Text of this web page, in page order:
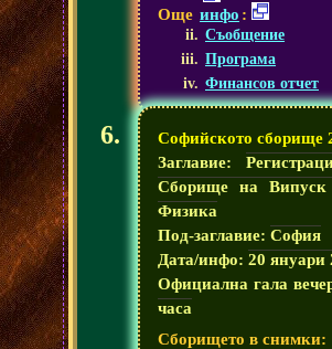
Още инфо :
Съобщение
Програма
Финансов отчет
Софийското сборище
Заглавие:
Сборище на Випуск
Физика
Под-заглавие: София
Дата/инфо: 20 януари
Официална гала
часа
Сборището в снимки: